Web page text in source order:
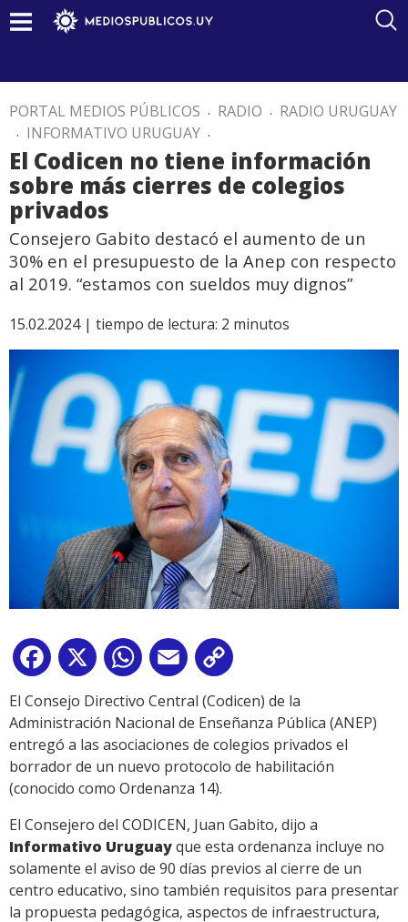
PORTAL MEDIOS PÚBLICOS . RADIO . RADIO URUGUAY
. INFORMATIVO URUGUAY .
El Codicen no tiene información
sobre más cierres de colegios
privados
Consejero Gabito destacó el aumento de un
30% en el presupuesto de la Anep con respecto
al 2019. “estamos con sueldos muy dignos”
15.02.2024 | tiempo de lectura: 2 minutos
Facebook
X WhatsApp
Email
Link
El Consejo Directivo Central (Codicen) de la
Administración Nacional de Enseñanza Pública (ANEP)
entregó a las asociaciones de colegios privados el
borrador de un nuevo protocolo de habilitación
(conocido como Ordenanza 14).
El Consejero del CODICEN, Juan Gabito, dijo a
Informativo Uruguayque esta ordenanza incluye no
solamente el aviso de 90 días previos al cierre de un
centro educativo, sino también requisitos para presentar
la propuesta pedagógica, aspectos de infraestructura,